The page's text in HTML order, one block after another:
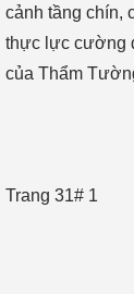
cảnh tầng chín,
thực lực cường
của Thẩm
Trang 31# 1